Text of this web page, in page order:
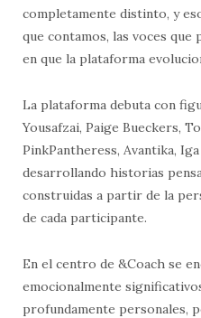
completamente distinto, y
que contamos, las voces
en que la plataforma
La plataforma debuta con
Yousafzai, Paige Bueckers,
PinkPantheress, Avantika,
desarrollando historias
construidas a partir de la
de cada participante.
En el centro de &Coach se
emocionalmente
profundamente personales,